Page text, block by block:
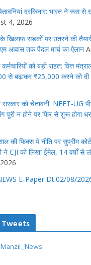
दरकिनार: भारत ने रूस से
4, 2026
खिलाफ सड़कों पर उतरने की
आवास तक पैदल मार्च का ऐलान
को बड़ी राहत: वित्त
से बढ़ाकर ₹25,000 करने को दी
को चेतावनी: NEET-UG
पूरी न होने पर फिर से शुरू होगा
की फिक्स पे नीति पर सुप्रीम
ने CJI को लिखा ईमेल, 14 वर्षों से
E-Paper Dt.02/08/
Tweets